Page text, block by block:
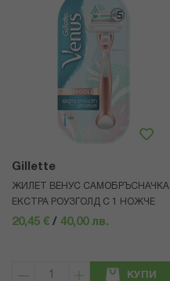
Gillette
ЖИЛЕТ ВЕНУС САМОБРЪСНАЧКА
ЕКСТРА РОУЗГОЛД С 1 НОЖЧЕ
20,45 € / 40,00 лв.
КУПИ